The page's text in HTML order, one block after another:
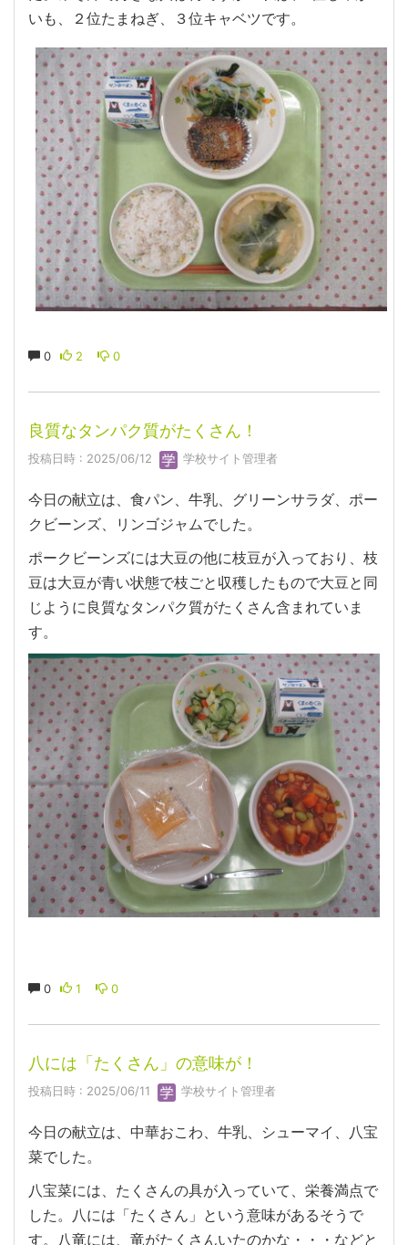
いも、２位たまねぎ、３位キャベツです。
0 2 0
良質なタンパク質がたくさん！
投稿日時 : 2025/06/12 学校サイト管理者
今日の献立は、食パン、牛乳、グリーンサラダ、ポー
クビーンズ、リンゴジャムでした。
ポークビーンズには大豆の他に枝豆が入っており、枝
豆は大豆が青い状態で枝ごと収穫したもので大豆と同
じように良質なタンパク質がたくさん含まれていま
す。
0 1 0
八には「たくさん」の意味が！
投稿日時 : 2025/06/11 学校サイト管理者
今日の献立は、中華おこわ、牛乳、シューマイ、八宝
菜でした。
八宝菜には、たくさんの具が入っていて、栄養満点で
した。八には「たくさん」という意味があるそうで
す。八竜には、竜がたくさんいたのかな・・・などと